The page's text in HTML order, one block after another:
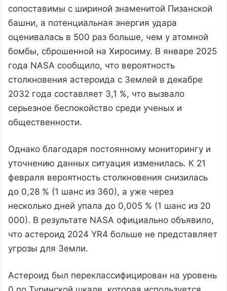
сопоставимы с шириной знаменитой Пизанской
башни, а потенциальная энергия удара
оценивалась в 500 раз больше, чем у атомной
бомбы, сброшенной на Хиросиму. В январе 2025
года NASA сообщило, что вероятность
столкновения астероида с Землей в декабре
2032 года составляет 3,1 %, что вызвало
серьезное беспокойство среди ученых и
общественности.
Однако благодаря постоянному мониторингу и
уточнению данных ситуация изменилась. К 21
февраля вероятность столкновения снизилась
до 0,28 % (1 шанс из 360), а уже через
несколько дней упала до 0,005 % (1 шанс из 20
000). В результате NASA официально объявило,
что астероид 2024 YR4 больше не представляет
угрозы для Земли.
Астероид был переклассифицирован на уровень